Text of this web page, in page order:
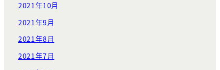
2021年10月
2021年9月
2021年8月
2021年7月